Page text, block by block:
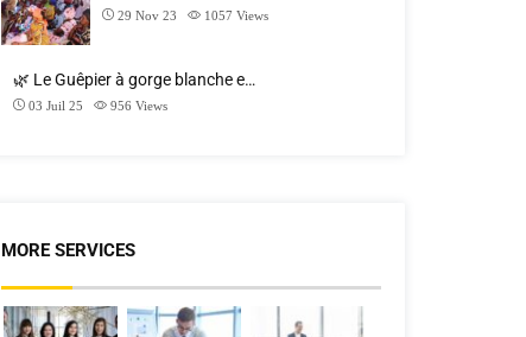
29 Nov 23 1057 Views
🌿 Le Guêpier à gorge blanche e…
03 Juil 25 956 Views
MORE SERVICES